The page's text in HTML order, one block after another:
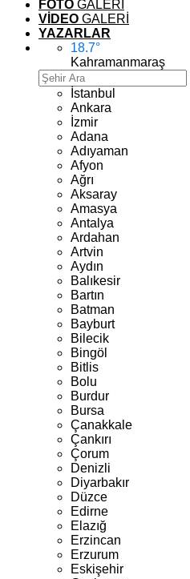
FOTO GALERİ
VİDEO GALERİ
YAZARLAR
18.7°
Kahramanmaraş
İstanbul
Ankara
İzmir
Adana
Adıyaman
Afyon
Ağrı
Aksaray
Amasya
Antalya
Ardahan
Artvin
Aydın
Balıkesir
Bartın
Batman
Bayburt
Bilecik
Bingöl
Bitlis
Bolu
Burdur
Bursa
Çanakkale
Çankırı
Çorum
Denizli
Diyarbakır
Düzce
Edirne
Elazığ
Erzincan
Erzurum
Eskişehir